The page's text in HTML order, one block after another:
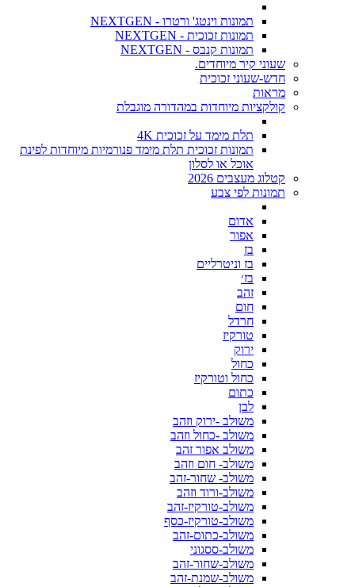
תמונות וינטג' ורטרו - NEXTGEN
תמונות זכוכית - NEXTGEN
תמונות קנבס - NEXTGEN
שעוני קיר מיוחדים.
חדש-שעוני זכוכית
מראות
קולקציות מיוחדות במהדורה מוגבלת
תלת מימד על זכוכית 4K
תמונות זכוכית תלת מימד פנורמיות מיוחדות לפינת
אוכל או לסלון
קטלוג מעצבים 2026
תמונות לפי צבע
אדום
אפור
בז
בז וניטרליים
בז׳
זהב
חום
חרדל
טורקיז
ירוק
כחול
כחול וטורקיז
כתום
לבן
משולב -ירוק וזהב
משולב -כחול וזהב
משולב אפור זהב
משולב- חום וזהב
משולב- שחור-זהב
משולב-ורוד וזהב
משולב-טורקיז-זהב
משולב-טורקיז-כסף
משולב-כתום-זהב
משולב-ססגוני
משולב-שחור-זהב
משולב-שמנת-זהב